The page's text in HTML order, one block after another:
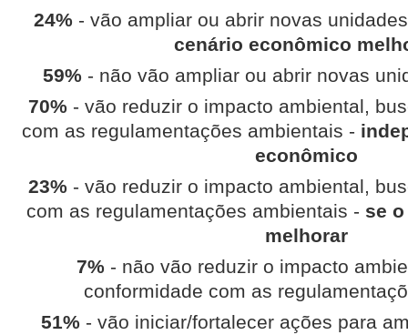
24% - vão ampliar ou abrir novas
cenário econômico
59% - não vão ampliar ou abrir novas
70% - vão reduzir o impacto ambiental,
com as regulamentações ambientais -
econômico
23% - vão reduzir o impacto ambiental,
com as regulamentações ambientais - se
melhorar
7% - não vão reduzir o impacto
conformidade com as
51% - vão iniciar/fortalecer ações para